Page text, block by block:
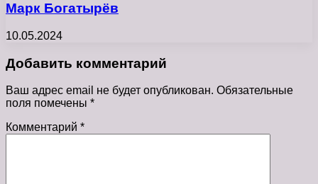
Марк Богатырёв
10.05.2024
Добавить комментарий
Ваш адрес email не будет опубликован. Обязательные
поля помечены *
Комментарий *